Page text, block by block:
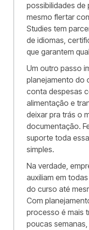
possibilidades de
mesmo flertar
Studies tem
de idiomas,
que garantem
Um outro passo
planejamento do
conta despesas
alimentação e
deixar pra trás o
documentação.
suporte toda
simples.
Na verdade,
auxiliam em
do curso até
Com
processo é mais
poucas